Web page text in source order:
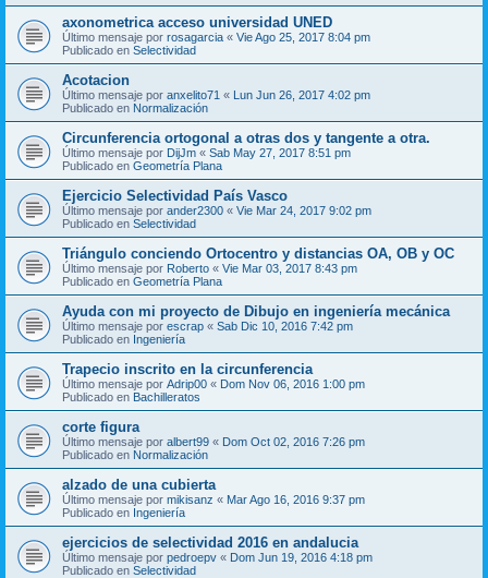
axonometrica acceso universidad UNED
Último mensaje por rosagarcia « Vie Ago 25, 2017 8:04 pm
Publicado en Selectividad
Acotacion
Último mensaje por anxelito71 « Lun Jun 26, 2017 4:02 pm
Publicado en Normalización
Circunferencia ortogonal a otras dos y tangente a otra.
Último mensaje por DijJm « Sab May 27, 2017 8:51 pm
Publicado en Geometría Plana
Ejercicio Selectividad País Vasco
Último mensaje por ander2300 « Vie Mar 24, 2017 9:02 pm
Publicado en Selectividad
Triángulo conciendo Ortocentro y distancias OA, OB y OC
Último mensaje por Roberto « Vie Mar 03, 2017 8:43 pm
Publicado en Geometría Plana
Ayuda con mi proyecto de Dibujo en ingeniería mecánica
Último mensaje por escrap « Sab Dic 10, 2016 7:42 pm
Publicado en Ingeniería
Trapecio inscrito en la circunferencia
Último mensaje por Adrip00 « Dom Nov 06, 2016 1:00 pm
Publicado en Bachilleratos
corte figura
Último mensaje por albert99 « Dom Oct 02, 2016 7:26 pm
Publicado en Normalización
alzado de una cubierta
Último mensaje por mikisanz « Mar Ago 16, 2016 9:37 pm
Publicado en Ingeniería
ejercicios de selectividad 2016 en andalucia
Último mensaje por pedroepv « Dom Jun 19, 2016 4:18 pm
Publicado en Selectividad